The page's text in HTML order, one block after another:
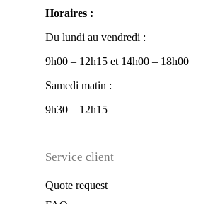
Horaires :
Du lundi au vendredi :
9h00 – 12h15 et 14h00 – 18h00
Samedi matin :
9h30 – 12h15
Service client
Quote request